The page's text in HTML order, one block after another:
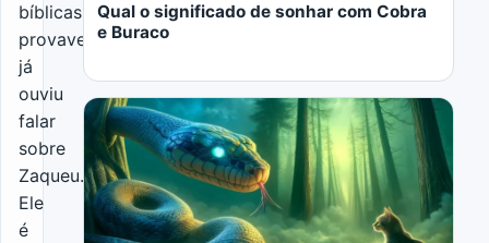
bíblicas,
provavelmente
já
ouviu
falar
sobre
Zaqueu.
Ele
é
Qual o significado de sonhar com Cobra
e Buraco
LER MAIS